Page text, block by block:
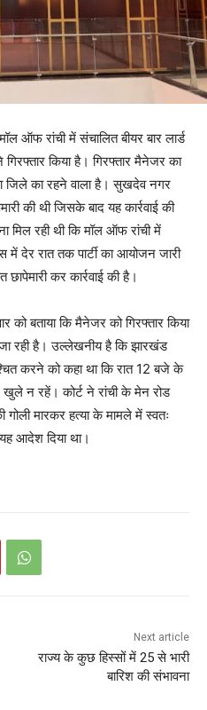
ऑफ रांची में संचालित बीयर बार लार्ड
किया है। गिरफ्तार मैनेजर का
जिले का रहने वाला है। सुखदेव नगर
की थी जिसके बाद यह कार्रवाई की
मिल रही थी कि मॉल ऑफ रांची में
में देर रात तक पार्टी का आयोजन जारी
कर कार्रवाई की है।
को बताया कि मैनेजर को गिरफ्तार किया
रही है। उल्लेखनीय है कि झारखंड
करने को कहा था कि रात 12 बजे के
खुले न रहें। कोर्ट ने रांची के मेन रोड
मारकर हत्या के मामले में स्वतः
आदेश दिया था।
Next article
राज्य के कुछ हिस्सों में 25 से भारी
बारिश की संभावना